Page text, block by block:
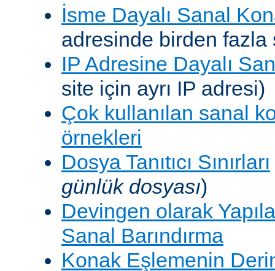
İsme Dayalı Sanal
adresinde birden fazla
IP Adresine Dayalı
site için ayrı IP adresi)
Çok kullanılan sanal
örnekleri
Dosya Tanıtıcı Sınırları
günlük dosyası)
Devingen olarak
Sanal Barındırma
Konak Eşlemenin